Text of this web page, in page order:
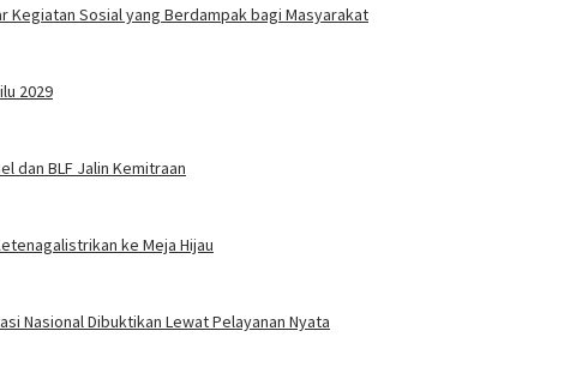
Kegiatan Sosial yang Berdampak bagi Masyarakat
2029
dan BLF Jalin Kemitraan
ke Meja Hijau
Nasional Dibuktikan Lewat Pelayanan Nyata